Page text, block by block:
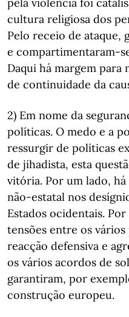
cultura religiosa dos
Pelo receio de ataque,
e compartimentaram-
Daqui há margem para
de continuidade da
2) Em nome da
políticas. O medo e a
ressurgir de políticas
de jihadista, esta
vitória. Por um lado,
não-estatal nos
Estados ocidentais.
tensões entre os vários
reacção defensiva e
os vários acordos de
garantiram, por
construção europeu.